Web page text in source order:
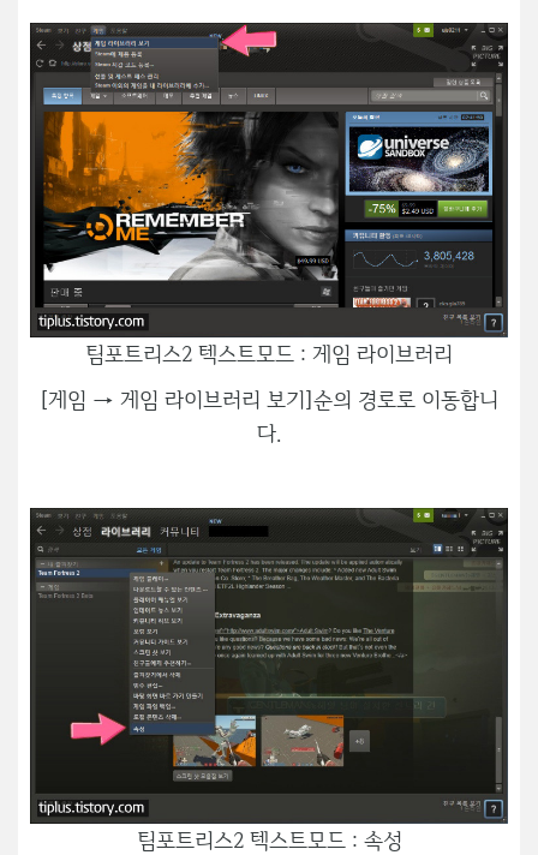
팀포트리스2 텍스트모드 : 게임 라이브러리
[게임 → 게임 라이브러리 보기]순의 경로로 이동합니
다.
팀포트리스2 텍스트모드 : 속성